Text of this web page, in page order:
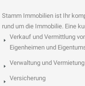
Stamm Immobilien ist Ihr
rund um die Immobilie. Eine
Verkauf und Vermittlung
Eigenheimen und
Verwaltung und Vermietung
Versicherung